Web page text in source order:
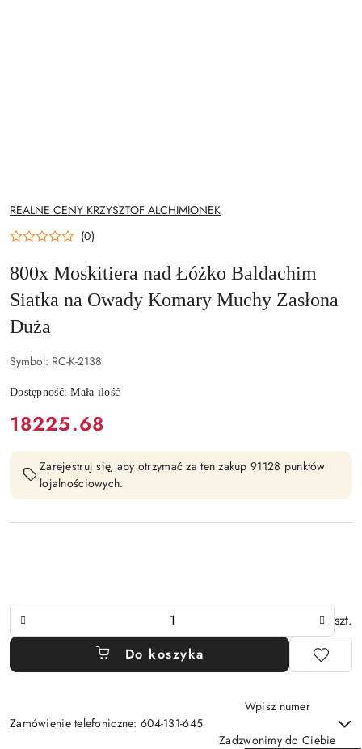
NAZWA
PRODUCENTA:
REALNE CENY KRZYSZTOF ALCHIMIONEK
(0)
800x Moskitiera nad Łóżko Baldachim
Siatka na Owady Komary Muchy Zasłona
Duża
Symbol: RC-K-2138
Dostępność:Mała ilość
cena:
18225.68
Zarejestruj się, aby otrzymać za ten zakup 91128 punktów
lojalnościowych.
szt.
Do koszyka
Zamówienie telefoniczne: 604-131-645
Wpisz numer
Zadzwonimy do Ciebie